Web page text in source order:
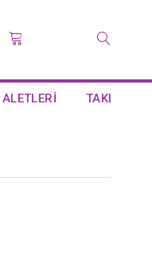
TAKI